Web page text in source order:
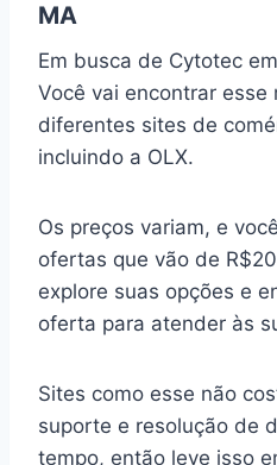
MA
Em busca de Cytotec
Você vai encontrar esse
diferentes sites de
incluindo a OLX.
Os preços variam, e
ofertas que vão de
explore suas opções e
oferta para atender às
Sites como esse não
suporte e resolução de
tempo, então leve isso